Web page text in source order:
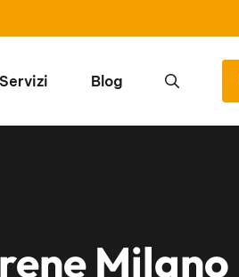
Servizi Blog
Milano